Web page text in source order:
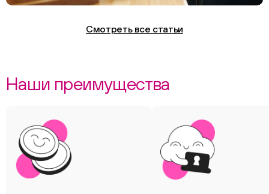
Смотреть все статьи
Наши преимущества